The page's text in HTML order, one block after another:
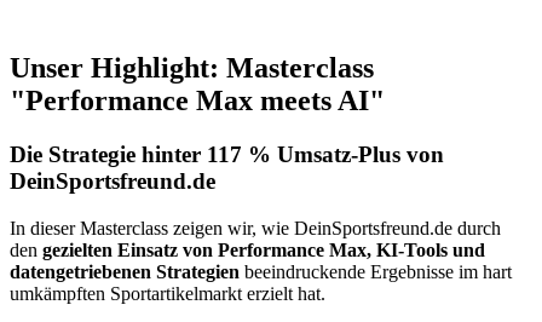
Unser Highlight: Masterclass
"Performance Max meets AI"
Die Strategie hinter 117 % Umsatz-Plus von
DeinSportsfreund.de
In dieser Masterclass zeigen wir, wie DeinSportsfreund.de durch
den gezielten Einsatz von Performance Max, KI-Tools und
datengetriebenen Strategien beeindruckende Ergebnisse im hart
umkämpften Sportartikelmarkt erzielt hat.